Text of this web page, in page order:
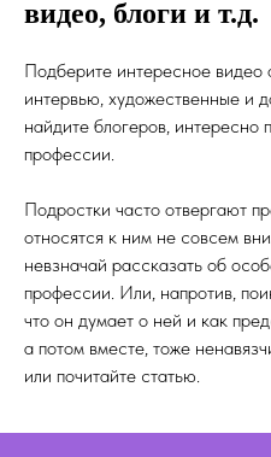
видео, блоги и т.д.
Подберите интересное
интервью, художественные и
найдите блогеров,
профессии.
Подростки часто отвергают
относятся к ним не совсем
невзначай рассказать об
профессии. Или, напротив,
что он думает о ней и как
а потом вместе, тоже
или почитайте статью.